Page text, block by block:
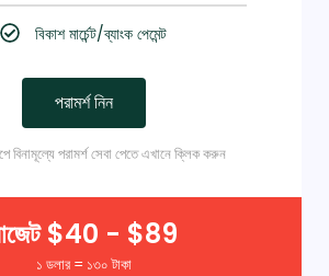
বিকাশ মার্চেন্ট/ব্যাংক পেমেন্ট
পরামর্শ নিন
বিনামূল্যে পরামর্শ সেবা পেতে এখানে ক্লিক করুন
$40 - $89
১ ডলার = ১৩০ টাকা